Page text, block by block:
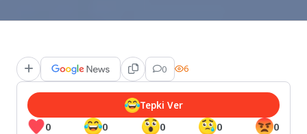
0 6
0 0 0 0 0
Tepki Ver